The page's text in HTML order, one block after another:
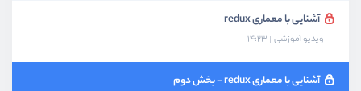
آشنایی با معماری redux
ویدیو آموزشی 14:23
آشنایی با معماری redux - بخش دوم